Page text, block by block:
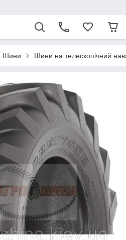
Шини Шини на телескопічний